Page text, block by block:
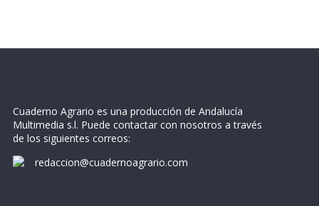
Cuaderno Agrario es una producción de Andalucía
Multimedia s.l. Puede contactar con nosotros a través
de los siguientes correos:
redaccion@cuadernoagrario.com